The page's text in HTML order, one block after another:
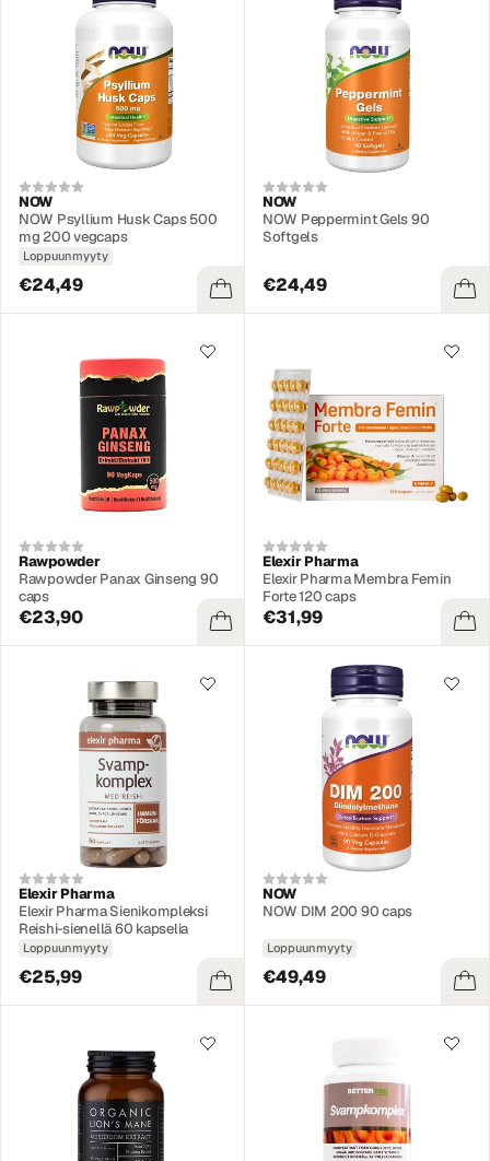
NOW
NOW Psyllium Husk Caps 500
mg 200 vegcaps
Loppuunmyyty
€24,49
NOW
NOW Peppermint Gels 90
Softgels
€24,49
Rawpowder
Rawpowder Panax Ginseng 90
caps
€23,90
Elexir Pharma
Elexir Pharma Membra Femin
Forte 120 caps
€31,99
Elexir Pharma
Elexir Pharma Sienikompleksi
Reishi-sienellä 60 kapselia
Loppuunmyyty
€25,99
NOW
NOW DIM 200 90 caps
Loppuunmyyty
€49,49